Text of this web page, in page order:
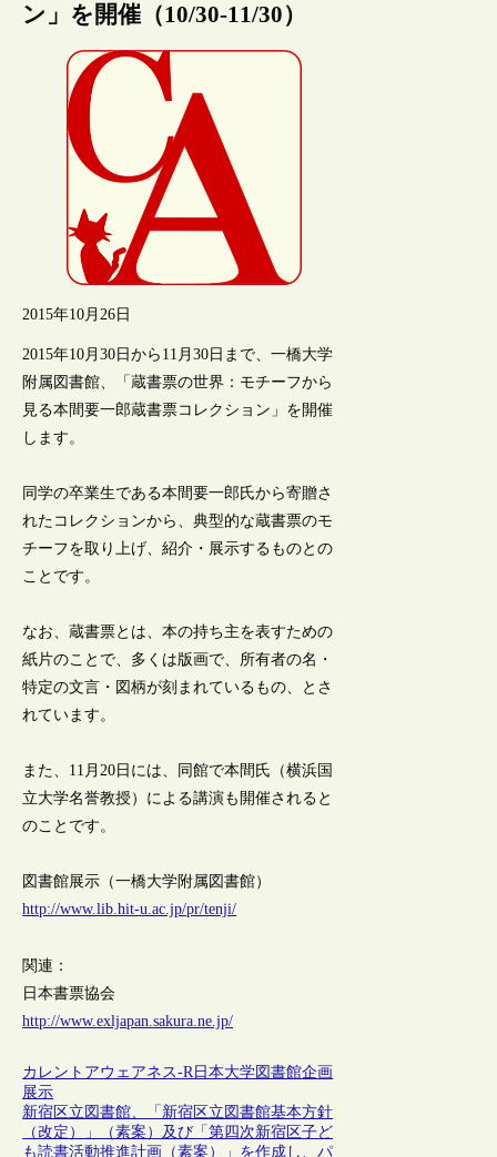
ン」を開催（10/30-11/30）
2015年10月26日
2015年10月30日から11月30日まで、一橋大学
附属図書館、「蔵書票の世界：モチーフから
見る本間要一郎蔵書票コレクション」を開催
します。
同学の卒業生である本間要一郎氏から寄贈さ
れたコレクションから、典型的な蔵書票のモ
チーフを取り上げ、紹介・展示するものとの
ことです。
なお、蔵書票とは、本の持ち主を表すための
紙片のことで、多くは版画で、所有者の名・
特定の文言・図柄が刻まれているもの、とさ
れています。
また、11月20日には、同館で本間氏（横浜国
立大学名誉教授）による講演も開催されると
のことです。
図書館展示（一橋大学附属図書館）
http://www.lib.hit-u.ac.jp/pr/tenji/
関連：
日本書票協会
http://www.exljapan.sakura.ne.jp/
カレントアウェアネス-R 日本大学図書館企画
展示
新宿区立図書館、「新宿区立図書館基本方針
（改定）」（素案）及び「第四次新宿区子ど
も読書活動推進計画（素案）」を作成し、パ